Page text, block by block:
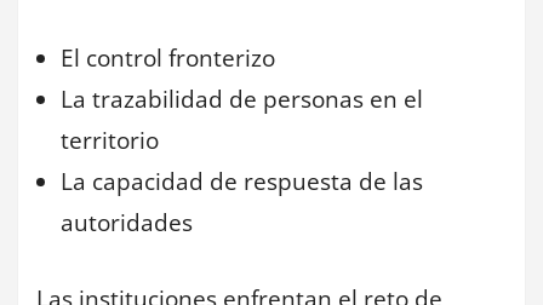
El control fronterizo
La trazabilidad de personas en el
territorio
La capacidad de respuesta de las
autoridades